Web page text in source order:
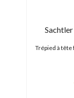
Trépied à